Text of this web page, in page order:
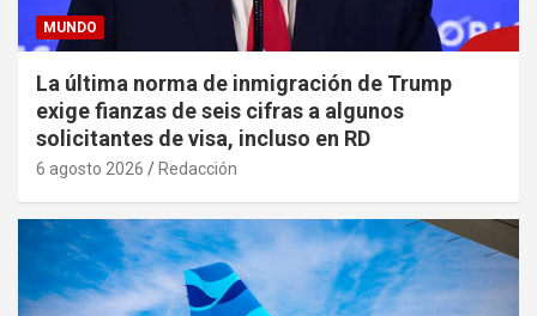
MUNDO
La última norma de inmigración de Trump
exige fianzas de seis cifras a algunos
solicitantes de visa, incluso en RD
6 agosto 2026 Redacción